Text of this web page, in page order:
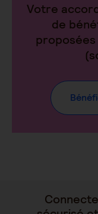
Votre
de
proposées